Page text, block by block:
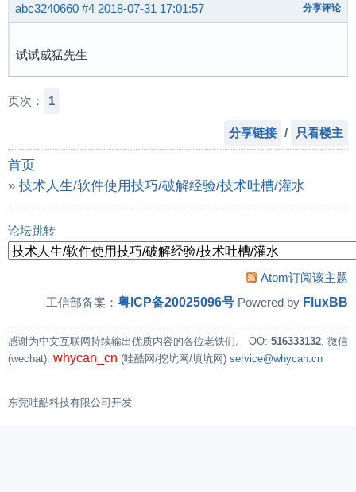
abc3240660 #4 2018-07-31 17:01:57 分享评论
试试威猛先生
页次： 1
分享链接 / 只看楼主
首页
» 技术人生/软件使用技巧/破解经验/技术吐槽/灌水
»请教大家 电路板上涂满了硅胶 什么办法能把硅胶去掉
论坛跳转
Atom订阅该主题
工信部备案： 粤ICP备20025096号 Powered by FluxBB
感谢为中文互联网持续输出优质内容的各位老铁们。 QQ: 516333132, 微信
(wechat): whycan_cn (哇酷网/挖坑网/填坑网) service@whycan.cn
东莞哇酷科技有限公司开发